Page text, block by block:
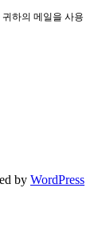
하의 메일을 사용
by WordPress